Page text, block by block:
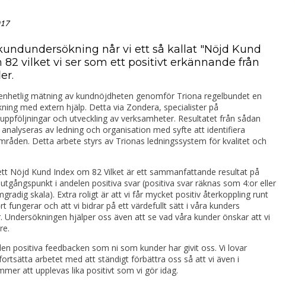
når vi ett så kallat "Nöjd Kund
82 vilket vi ser som ett positivt erkännande från
mätning av kundnöjdheten genomför Triona regelbundet en
med extern hjälp. Detta via Zondera, specialister på
och utveckling av verksamheter. Resultatet från sådan
av ledning och organisation med syfte att identifiera
Detta arbete styrs av Trionas ledningssystem för kvalitet och
Nöjd Kund Index om 82 Vilket är ett sammanfattande resultat på
i andelen positiva svar (positiva svar räknas som 4:or eller
skala). Extra roligt är att vi får mycket positiv återkoppling runt
fungerar och att vi bidrar på ett värdefullt sätt i våra kunders
Undersökningen hjälper oss även att se vad våra kunder önskar att vi
positiva feedbacken som ni som kunder har givit oss. Vi lovar
arbetet med att ständigt förbättra oss så att vi även i
att upplevas lika positivt som vi gör idag.